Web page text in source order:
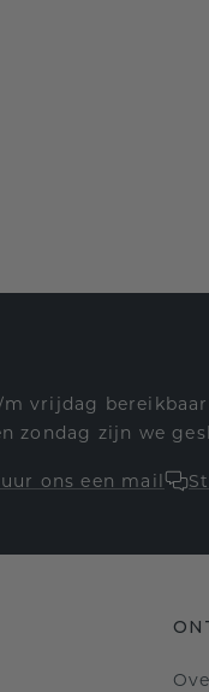
vrijdag
zondag zijn we
ons een mail